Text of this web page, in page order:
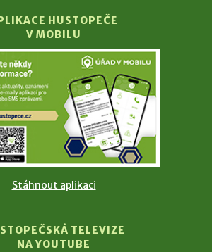
HUSTOPEČE
V MOBILU
Stáhnout aplikaci
TELEVIZE
NA YOUTUBE